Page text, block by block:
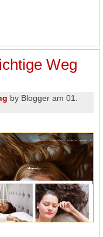
Weg
by Blogger am 01.